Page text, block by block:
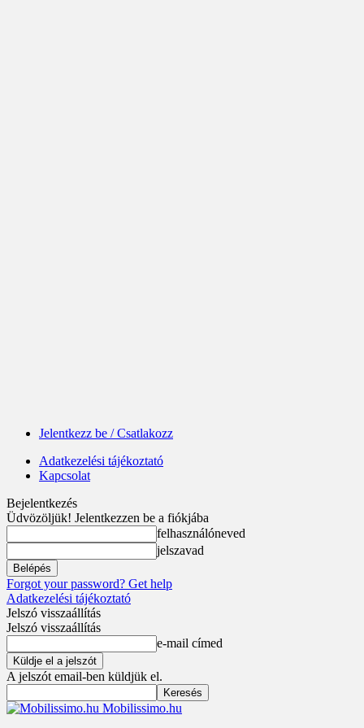
Jelentkezz be / Csatlakozz
Adatkezelési tájékoztató
Kapcsolat
Bejelentkezés
Üdvözöljük! Jelentkezzen be a fiókjába
felhasználóneved
jelszavad
Forgot your password? Get help
Adatkezelési tájékoztató
Jelszó visszaállítás
Jelszó visszaállítás
e-mail címed
A jelszót email-ben küldjük el.
Mobilissimo.hu